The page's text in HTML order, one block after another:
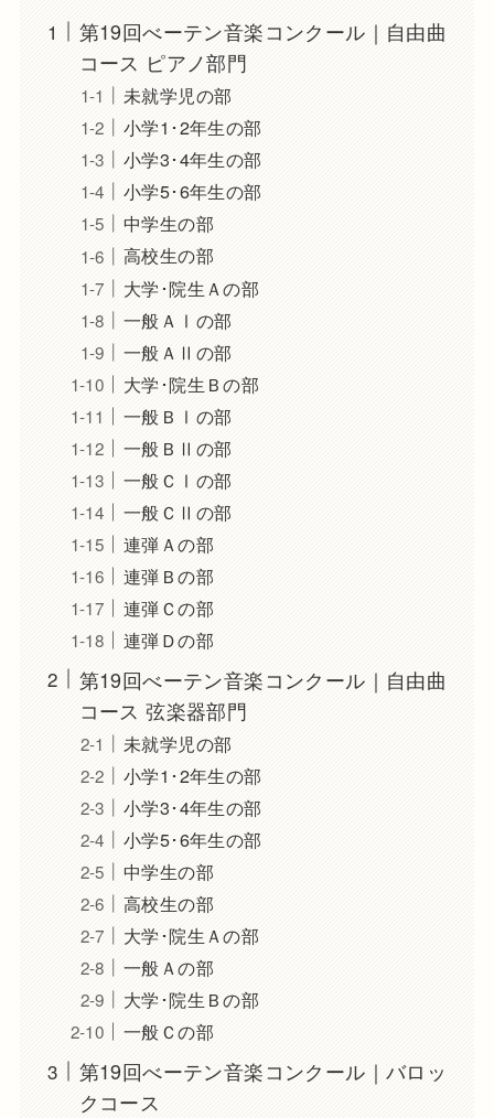
第19回べーテン音楽コンクール｜自由曲
コース ピアノ部門
未就学児の部
小学1･2年生の部
小学3･4年生の部
小学5･6年生の部
中学生の部
高校生の部
大学･院生Ａの部
一般ＡⅠの部
一般ＡⅡの部
大学･院生Ｂの部
一般ＢⅠの部
一般ＢⅡの部
一般ＣⅠの部
一般ＣⅡの部
連弾Ａの部
連弾Ｂの部
連弾Ｃの部
連弾Ｄの部
第19回べーテン音楽コンクール｜自由曲
コース 弦楽器部門
未就学児の部
小学1･2年生の部
小学3･4年生の部
小学5･6年生の部
中学生の部
高校生の部
大学･院生Ａの部
一般Ａの部
大学･院生Ｂの部
一般Ｃの部
第19回べーテン音楽コンクール｜バロッ
クコース